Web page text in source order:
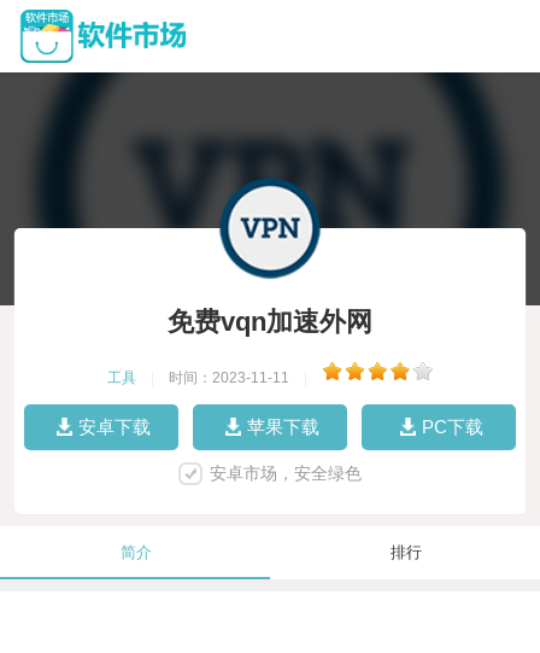
免费vqn加速外网
工具 时间：2023-11-11
安卓下载 苹果下载 PC下载
安卓市场，安全绿色
简介 排行